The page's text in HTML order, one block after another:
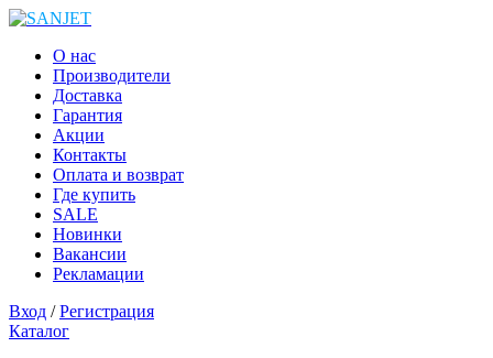
О нас
Производители
Доставка
Гарантия
Акции
Контакты
Оплата и возврат
Где купить
SALE
Новинки
Вакансии
Рекламации
Вход /Регистрация
Каталог